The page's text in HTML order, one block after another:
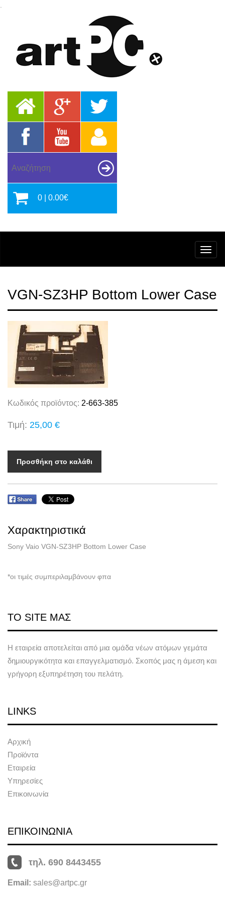
0 | 0.00€
VGN-SZ3HP Bottom Lower Case
Κωδικός προϊόντος: 2-663-385
Τιμή: 25,00 €
Προσθήκη στο καλάθι
Χαρακτηριστικά
Sony Vaio VGN-SZ3HP Bottom Lower Case
*οι τιμές συμπεριλαμβάνουν φπα
ΤΟ SITE ΜΑΣ
Η εταιρεία αποτελείται από μια ομάδα νέων ατόμων γεμάτα
δημιουργικότητα και επαγγελματισμό. Σκοπός μας η άμεση και
γρήγορη εξυπηρέτηση του πελάτη.
LINKS
Αρχική
Προϊόντα
Εταιρεία
Υπηρεσίες
Επικοινωνία
ΕΠΙΚΟΙΝΩΝΙΑ
τηλ. 690 8443455
Email: sales@artpc.gr